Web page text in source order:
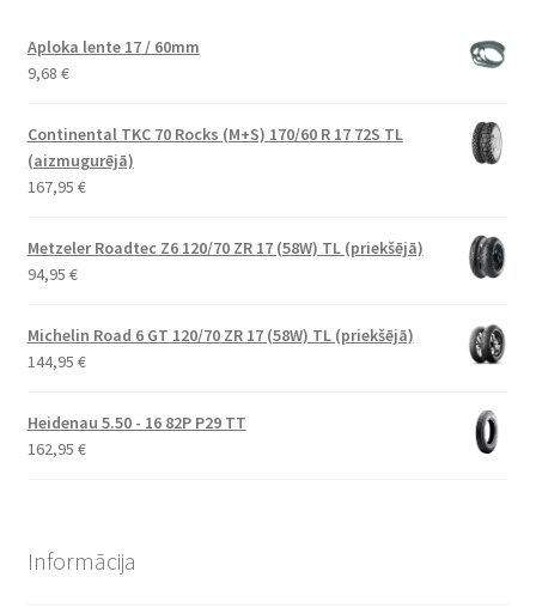
Aploka lente 17 / 60mm
9,68 €
Continental TKC 70 Rocks (M+S) 170/60 R 17 72S TL
(aizmugurējā)
167,95 €
Metzeler Roadtec Z6 120/70 ZR 17 (58W) TL (priekšējā)
94,95 €
Michelin Road 6 GT 120/70 ZR 17 (58W) TL (priekšējā)
144,95 €
Heidenau 5.50 - 16 82P P29 TT
162,95 €
Informācija